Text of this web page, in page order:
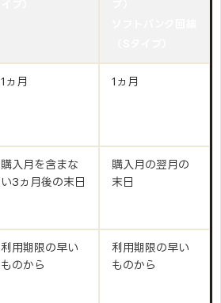
1ヵ月 1ヵ月
購入月を含まな
い3ヵ月後の末日
購入月の翌月の
末日
利用期限の早い
ものから
利用期限の早い
ものから